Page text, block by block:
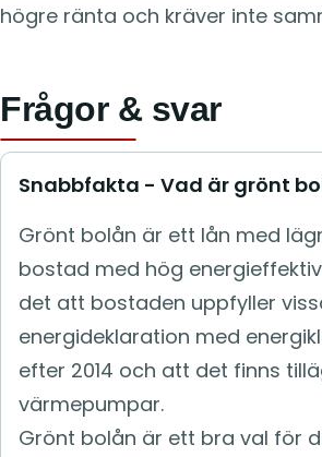
högre ränta och kräver inte
Frågor & svar
Snabbfakta - Vad är grönt
Grönt bolån är ett lån med
bostad med hög
det att bostaden uppfyller
energideklaration med
efter 2014 och att det finns
värmepumpar.
Grönt bolån är ett bra val för